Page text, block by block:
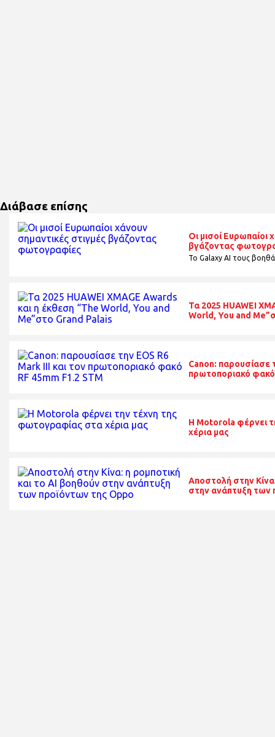
Διάβασε επίσης
Οι μισοί Ευρωπαίοι
βγάζοντας
Το Galaxy AI τους
Τα 2025 HUAWEI
World, You and
Canon: παρουσίασε
πρωτοποριακό φακό
H Motorola φέρνει
χέρια μας
Αποστολή στην
στην ανάπτυξη των